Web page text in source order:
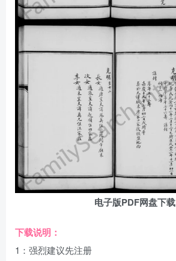
电子版PDF网盘下载
下载说明：
1：强烈建议先注册